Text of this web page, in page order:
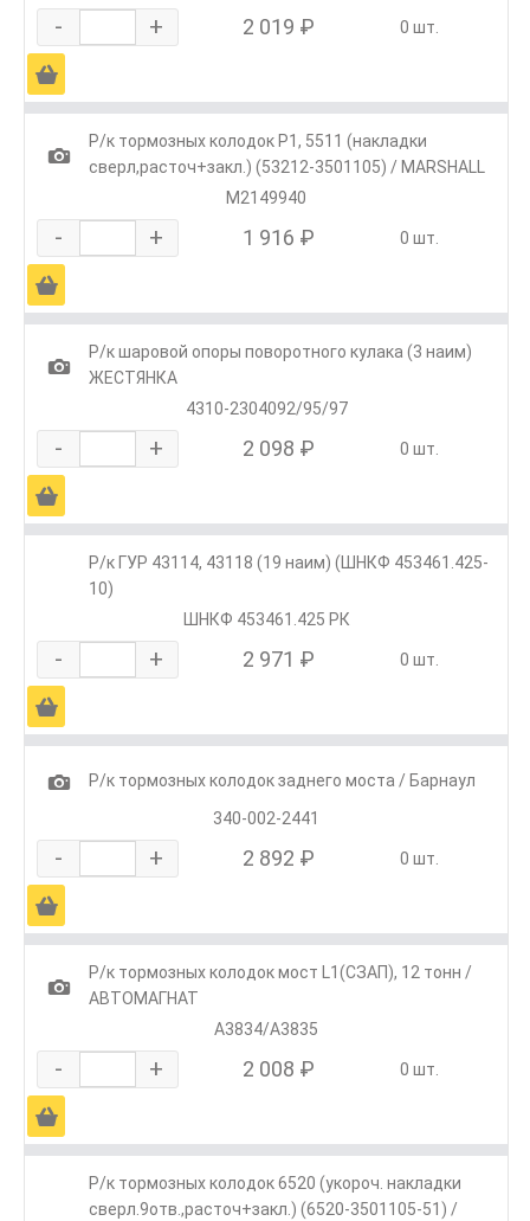
- + 2 019 ₽ 0 шт.
Ä
1
Р/к тормозных колодок Р1, 5511 (накладки
сверл,расточ+закл.) (53212-3501105) / MARSHALL
M2149940
- + 1 916 ₽ 0 шт.
Ä
1
Р/к шаровой опоры поворотного кулака (3 наим)
ЖЕСТЯНКА
4310-2304092/95/97
- + 2 098 ₽ 0 шт.
Ä
Р/к ГУР 43114, 43118 (19 наим) (ШНКФ 453461.425-
10)
ШНКФ 453461.425 РК
- + 2 971 ₽ 0 шт.
Ä
1
Р/к тормозных колодок заднего моста / Барнаул
340-002-2441
- + 2 892 ₽ 0 шт.
Ä
1
Р/к тормозных колодок мост L1(СЗАП), 12 тонн /
АВТОМАГНАТ
А3834/А3835
- + 2 008 ₽ 0 шт.
Ä
Р/к тормозных колодок 6520 (укороч. накладки
сверл.9отв.,расточ+закл.) (6520-3501105-51) /